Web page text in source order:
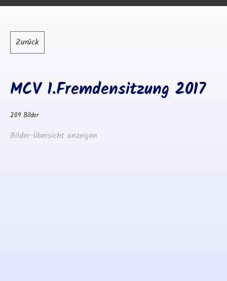
Zurück
MCV 1.Fremdensitzung 2017
209 Bilder
Bilder-Übersicht anzeigen